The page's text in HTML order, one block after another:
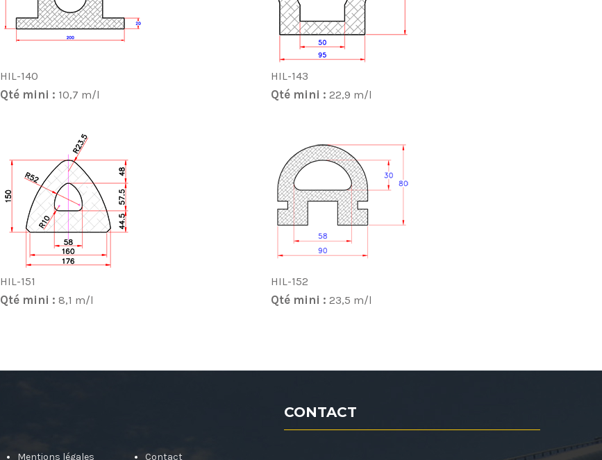
HIL-140
Qté mini : 10,7 m/l
HIL-143
Qté mini : 22,9 m/l
HIL-151
Qté mini : 8,1 m/l
HIL-152
Qté mini : 23,5 m/l
Mentions légales Contact
CONTACT